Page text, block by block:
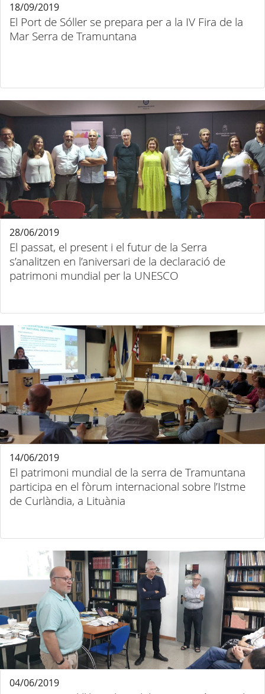
El Port de Sóller se prepara per a la IV Fira de la
Mar Serra de Tramuntana
18/09/2019
El passat, el present i el futur de la Serra
s’analitzen en l’aniversari de la declaració de
patrimoni mundial per la UNESCO
28/06/2019
El patrimoni mundial de la serra de Tramuntana
participa en el fòrum internacional sobre l’Istme
de Curlàndia, a Lituània
14/06/2019
04/06/2019